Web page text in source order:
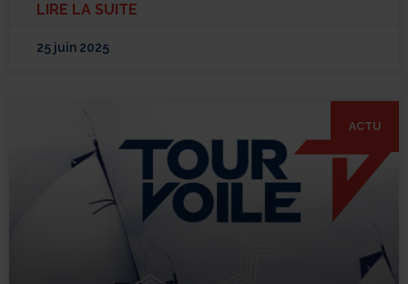
LIRE LA SUITE
25 juin 2025
ACTU